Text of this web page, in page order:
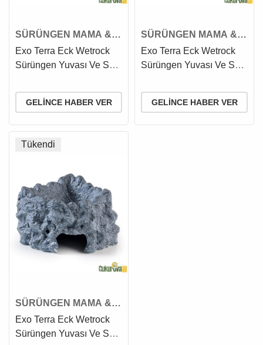
SÜRÜNGEN MAMA &
SU KABI
Exo Terra Eck Wetrock
Sürüngen Yuvası Ve Su
Cm
GELINCE HABER VER
SÜRÜNGEN MAMA &
SU KABI
Exo Terra Eck Wetrock
Sürüngen Yuvası Ve Su
GELINCE HABER VER
Tükendi
SÜRÜNGEN MAMA &
SU KABI
Exo Terra Eck Wetrock
Sürüngen Yuvası Ve Su